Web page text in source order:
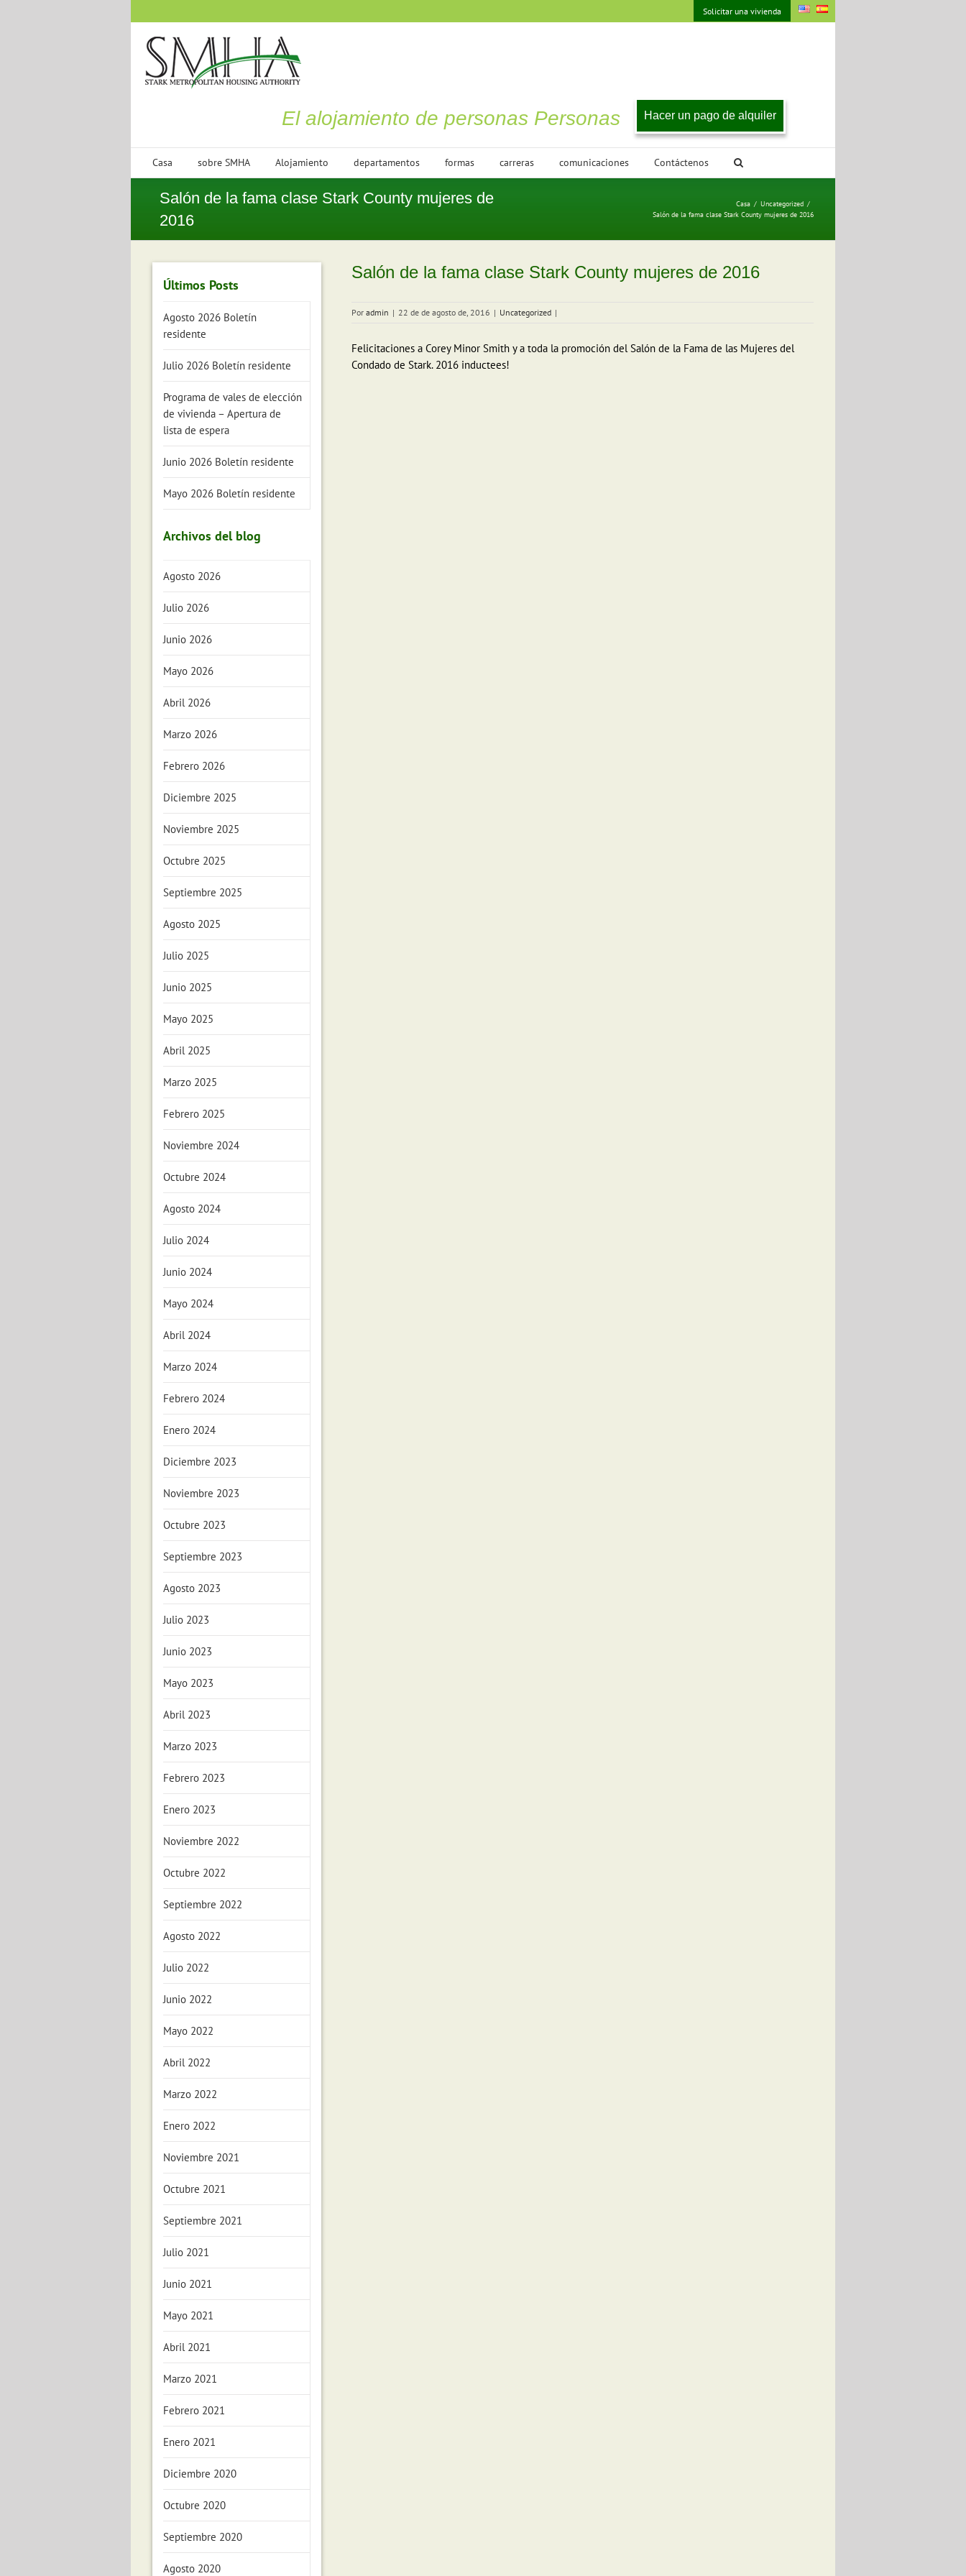
Solicitar una vivienda
El alojamiento de personas Personas Hacer un pago de alquiler
Casa sobre SMHA Alojamiento departamentos formas carreras comunicaciones Contáctenos
Salón de la fama clase Stark County mujeres de
2016
Casa / Uncategorized /
Salón de la fama clase Stark County mujeres de 2016
Salón de la fama clase Stark County mujeres de 2016
Poradmin | 22 de de agosto de, 2016 | Uncategorized |
Felicitaciones a Corey Minor Smith y a toda la promoción del Salón de la Fama de las Mujeres del
Condado de Stark. 2016 inductees!
Últimos Posts
Agosto 2026 Boletín
residente
Julio 2026 Boletín residente
Programa de vales de elección
de vivienda – Apertura de
lista de espera
Junio 2026 Boletín residente
Mayo 2026 Boletín residente
Archivos del blog
Agosto 2026
Julio 2026
Junio 2026
Mayo 2026
Abril 2026
Marzo 2026
Febrero 2026
Diciembre 2025
Noviembre 2025
Octubre 2025
Septiembre 2025
Agosto 2025
Julio 2025
Junio 2025
Mayo 2025
Abril 2025
Marzo 2025
Febrero 2025
Noviembre 2024
Octubre 2024
Agosto 2024
Julio 2024
Junio 2024
Mayo 2024
Abril 2024
Marzo 2024
Febrero 2024
Enero 2024
Diciembre 2023
Noviembre 2023
Octubre 2023
Septiembre 2023
Agosto 2023
Julio 2023
Junio 2023
Mayo 2023
Abril 2023
Marzo 2023
Febrero 2023
Enero 2023
Noviembre 2022
Octubre 2022
Septiembre 2022
Agosto 2022
Julio 2022
Junio 2022
Mayo 2022
Abril 2022
Marzo 2022
Enero 2022
Noviembre 2021
Octubre 2021
Septiembre 2021
Julio 2021
Junio 2021
Mayo 2021
Abril 2021
Marzo 2021
Febrero 2021
Enero 2021
Diciembre 2020
Octubre 2020
Septiembre 2020
Agosto 2020